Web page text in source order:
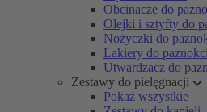
Obcinacze do
Olejki i sztyfty do
Nożyczki do
Lakiery do paznokci
Utwardzacz do
Zestawy do pielęgnacji
Pokaż wszystkie